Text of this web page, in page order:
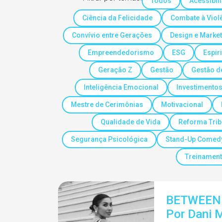
Ciência da Felicidade Combate à
Convívio entre Gerações Design e
Empreendedorismo ESG
Geração Z Gestão Gestão
Inteligência Emocional Investimentos
Mestre de Cerimônias Motivacional
Qualidade de Vida Reforma
Segurança Psicológica Stand-Up
Por Dani